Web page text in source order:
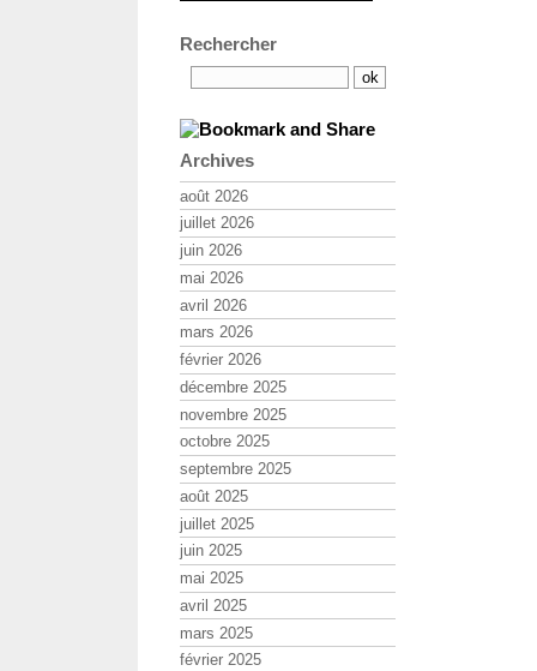
Rechercher
Archives
août 2026
juillet 2026
juin 2026
mai 2026
avril 2026
mars 2026
février 2026
décembre 2025
novembre 2025
octobre 2025
septembre 2025
août 2025
juillet 2025
juin 2025
mai 2025
avril 2025
mars 2025
février 2025